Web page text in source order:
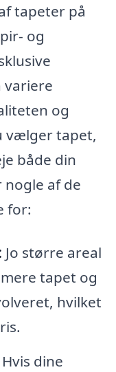
tapeter på
og
variere
og
vælger tapet,
både din
af de
for:
Jo større areal
tapet og
hvilket
Hvis dine